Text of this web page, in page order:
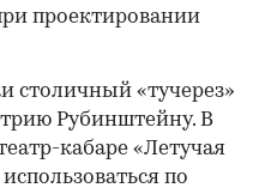
проектировании
столичный «тучерез»
Рубинштейну. В
кабаре «Летучая
по